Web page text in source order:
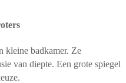
kleine badkamer. Ze
van diepte. Een grote spiegel